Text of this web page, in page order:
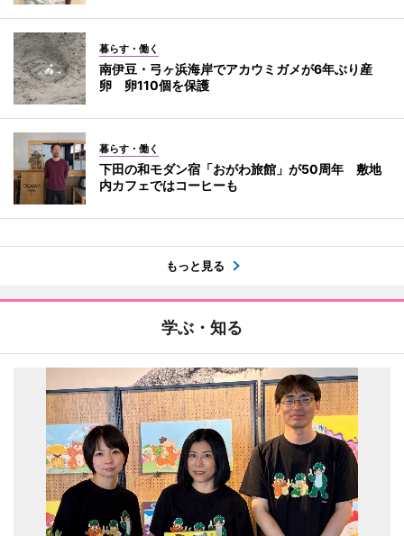
暮らす・働く
南伊豆・弓ヶ浜海岸でアカウミガメが6年ぶり産
卵 卵110個を保護
暮らす・働く
下田の和モダン宿「おがわ旅館」が50周年 敷地
内カフェではコーヒーも
もっと見る
学ぶ・知る